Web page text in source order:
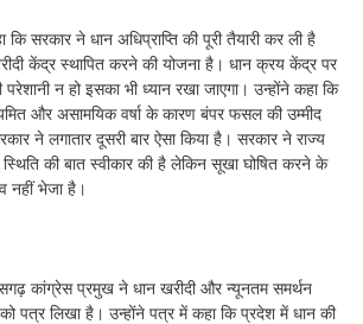
कि सरकार ने धान अधिप्राप्ति की पूरी तैयारी कर ली है
केंद्र स्थापित करने की योजना है। धान क्रय केंद्र पर
न हो इसका भी ध्यान रखा जाएगा। उन्होंने कहा कि
और असामयिक वर्षा के कारण बंपर फसल की उम्मीद
ने लगातार दूसरी बार ऐसा किया है। सरकार ने राज्य
की बात स्वीकार की है लेकिन सूखा घोषित करने के
नहीं भेजा है।
कांग्रेस प्रमुख ने धान खरीदी और न्यूनतम समर्थन
पत्र लिखा है। उन्होंने पत्र में कहा कि प्रदेश में धान की